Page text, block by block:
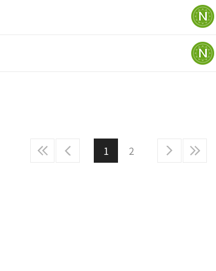
1 2